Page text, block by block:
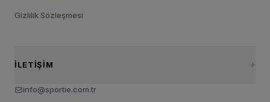
Gizlilik Sözleşmesi
İLETIŞIM
info@sportie.com.tr